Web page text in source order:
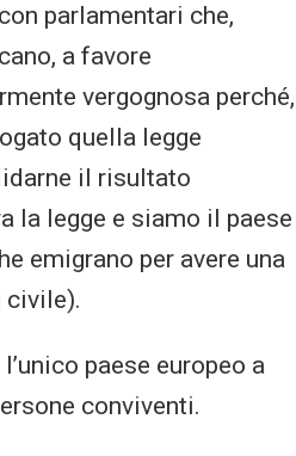
parlamentari che,
a favore
vergognosa perché,
quella legge
il risultato
la legge e siamo il paese
emigrano per avere una
civile).
paese europeo a
conviventi.